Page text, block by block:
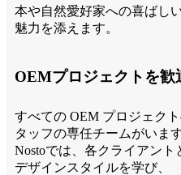
本や自然愛好家への喜ばし
魅力を添えます。
OEMプロジェクトを歓
すべての OEM プロジェク
タッフの専任チームがいます
Nostoでは、各クライアン
デザインスタイルを学び、